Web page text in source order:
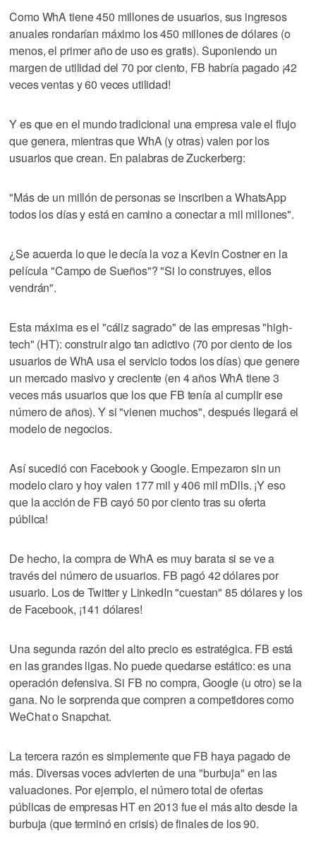
Como WhA tiene 450 millones de usuarios, sus ingresos
anuales rondarían máximo los 450 millones de dólares (o
menos, el primer año de uso es gratis). Suponiendo un
margen de utilidad del 70 por ciento, FB habría pagado ¡42
veces ventas y 60 veces utilidad!
Y es que en el mundo tradicional una empresa vale el flujo
que genera, mientras que WhA (y otras) valen por los
usuarios que crean. En palabras de Zuckerberg:
"Más de un millón de personas se inscriben a WhatsApp
todos los días y está en camino a conectar a mil millones".
¿Se acuerda lo que le decía la voz a Kevin Costner en la
película "Campo de Sueños"? "Si lo construyes, ellos
vendrán".
Esta máxima es el "cáliz sagrado" de las empresas "high-
tech" (HT): construir algo tan adictivo (70 por ciento de los
usuarios de WhA usa el servicio todos los días) que genere
un mercado masivo y creciente (en 4 años WhA tiene 3
veces más usuarios que los que FB tenía al cumplir ese
número de años). Y si "vienen muchos", después llegará el
modelo de negocios.
Así sucedió con Facebook y Google. Empezaron sin un
modelo claro y hoy valen 177 mil y 406 mil mDlls. ¡Y eso
que la acción de FB cayó 50 por ciento tras su oferta
pública!
De hecho, la compra de WhA es muy barata si se ve a
través del número de usuarios. FB pagó 42 dólares por
usuario. Los de Twitter y LinkedIn "cuestan" 85 dólares y los
de Facebook, ¡141 dólares!
Una segunda razón del alto precio es estratégica. FB está
en las grandes ligas. No puede quedarse estático: es una
operación defensiva. Si FB no compra, Google (u otro) se la
gana. No le sorprenda que compren a competidores como
WeChat o Snapchat.
La tercera razón es simplemente que FB haya pagado de
más. Diversas voces advierten de una "burbuja" en las
valuaciones. Por ejemplo, el número total de ofertas
públicas de empresas HT en 2013 fue el más alto desde la
burbuja (que terminó en crisis) de finales de los 90.